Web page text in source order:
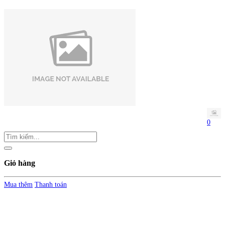
0
Giỏ hàng
Mua thêm Thanh toán